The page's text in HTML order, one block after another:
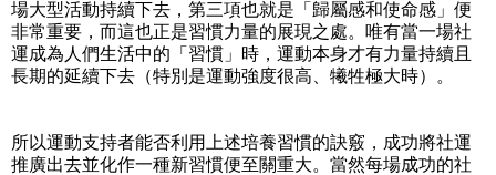
場大型活動持續下去，第三項也就是「歸屬感和使命感」便
非常重要，而這也正是習慣力量的展現之處。唯有當一場社
運成為人們生活中的「習慣」時，運動本身才有力量持續且
長期的延續下去（特別是運動強度很高、犧牲極大時）。
所以運動支持者能否利用上述培養習慣的訣竅，成功將社運
推廣出去並化作一種新習慣便至關重大。當然每場成功的社